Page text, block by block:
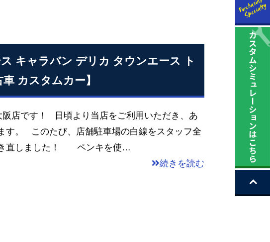
キャラバン デリカ タウンエース ト
カスタムカー】
阪店です！ 日頃より当店をご利用いただき、あ
す。 このたび、店舗駐車場の白線をスタッフ全
き直しました！ ペンキを使…
続きを読む